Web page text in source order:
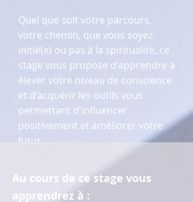
Quel que soit votre parcours,
votre chemin, que vous soyez
initié(e) ou pas à la spiritualité, ce
stage vous propose d'apprendre à
élever votre niveau de conscience
et d'acquérir les outils vous
permettant d'influencer
positivement et améliorer votre
futur.
Au cours de ce stage vous
apprendrez à :